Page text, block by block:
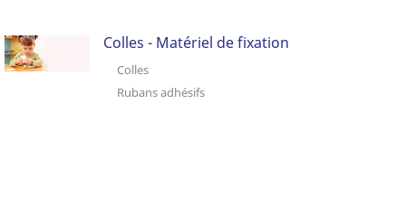
Colles - Matériel de fixation
Colles
Rubans adhésifs